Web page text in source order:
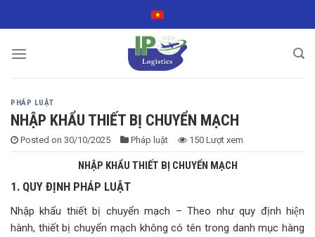
to
PHÁP LUẬT
NHẬP KHẨU THIẾT BỊ CHUYỂN MẠCH
Posted on 30/10/2025 Pháp luật 150 Lượt xem
NHẬP KHẨU THIẾT BỊ CHUYỂN MẠCH
1. QUY ĐỊNH PHÁP LUẬT
Nhập khẩu thiết bị chuyển mạch – Theo như quy định hiện
hành, thiết bị chuyển mạch không có tên trong danh mục hàng